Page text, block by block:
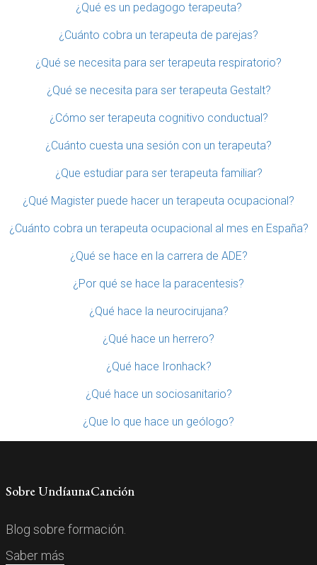
¿Qué es un pedagogo terapeuta?
¿Cuánto cobra un terapeuta de parejas?
¿Qué se necesita para ser terapeuta respiratorio?
¿Qué se necesita para ser terapeuta Gestalt?
¿Cómo ser terapeuta cognitivo conductual?
¿Cuánto cuesta una sesión con un terapeuta?
¿Que estudiar para ser terapeuta familiar?
¿Qué Magister puede hacer un terapeuta ocupacional?
¿Cuánto cobra un terapeuta ocupacional al mes en España?
¿Qué se hace en la carrera de ADE?
¿Por qué se hace la paracentesis?
¿Qué hace la neurocirujana?
¿Qué hace un herrero?
¿Qué hace Ironhack?
¿Qué hace un sociosanitario?
¿Que lo que hace un geólogo?
Sobre UndíaunaCanción
Blog sobre formación.
Saber más